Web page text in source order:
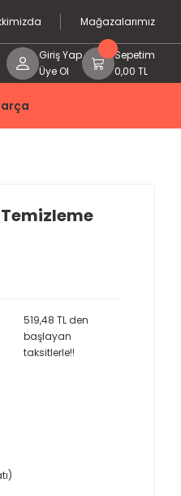
Mağazalarımız
Giriş Yap
Üye Ol
Sepetim
0,00 TL
519,48 TL den
başlayan
taksitlerle!!